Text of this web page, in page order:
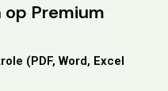
Premium
(PDF, Word, Excel